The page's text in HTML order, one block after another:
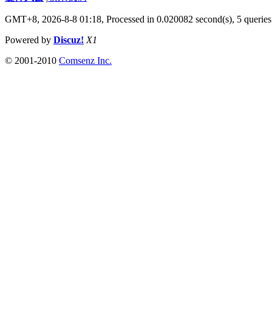
GMT+8, 2026-8-8 01:18, Processed in 0.020082 second(s), 5 queries
Powered by Discuz! X1
© 2001-2010 Comsenz Inc.